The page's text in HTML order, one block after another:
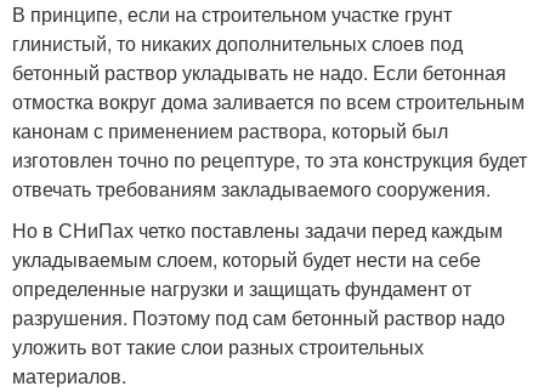
В принципе, если на строительном участке грунт
глинистый, то никаких дополнительных слоев под
бетонный раствор укладывать не надо. Если бетонная
отмостка вокруг дома заливается по всем строительным
канонам с применением раствора, который был
изготовлен точно по рецептуре, то эта конструкция будет
отвечать требованиям закладываемого сооружения.
Но в СНиПах четко поставлены задачи перед каждым
укладываемым слоем, который будет нести на себе
определенные нагрузки и защищать фундамент от
разрушения. Поэтому под сам бетонный раствор надо
уложить вот такие слои разных строительных
материалов.